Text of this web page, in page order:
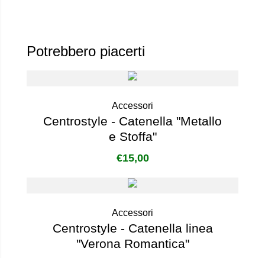
Potrebbero piacerti
Accessori
Centrostyle - Catenella "Metallo
e Stoffa"
€15,00
Accessori
Centrostyle - Catenella linea
"Verona Romantica"